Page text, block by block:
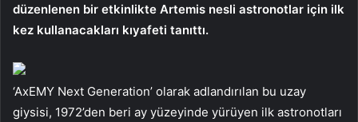
düzenlenen bir etkinlikte Artemis nesli astronotlar için ilk
kez kullanacakları kıyafeti tanıttı.
‘AxEMY Next Generation’ olarak adlandırılan bu uzay
giysisi, 1972’den beri ay yüzeyinde yürüyen ilk astronotları